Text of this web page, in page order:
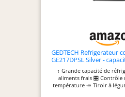
GEDTECH Refrigerateur
GE217DPSL Silver -
↕️ Grande capacité de
aliments frais 🎛️ Contrôle
température 🥕 Tiroir à
verre